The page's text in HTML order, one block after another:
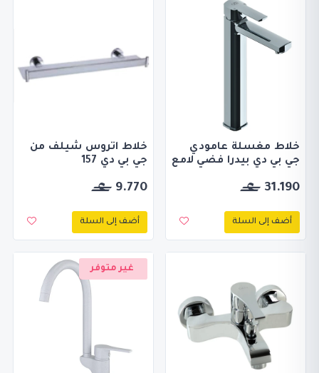
خلاط مغسلة عامودي
جي بي دي بيدرا فضي لامع
31.190
أضف إلى السلة
خلاط اتروس شيلف من
جي بي دي 157
9.770
أضف إلى السلة
غير متوفر